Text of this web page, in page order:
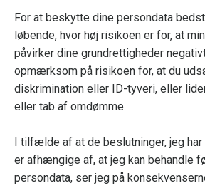
For at beskytte dine persondata
løbende, hvor høj risikoen er for, at
påvirker dine grundrettigheder
opmærksom på risikoen for, at du
diskrimination eller ID-tyveri, eller
eller tab af omdømme.
I tilfælde af at de beslutninger, jeg
er afhængige af, at jeg kan behandle
persondata, ser jeg på